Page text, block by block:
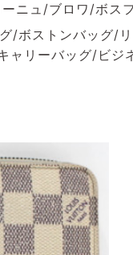
ニュ/ブロワ/ボス
/ボストンバッグ
ャリーバッグ/ビ